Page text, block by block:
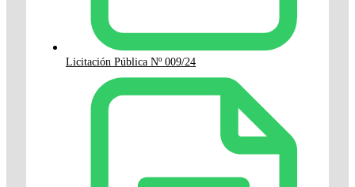
Licitación Pública Nº 009/24